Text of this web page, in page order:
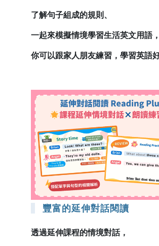
了解句子組成的規則、
一起來模擬情境學習生活英文用語，
你可以跟家人朋友練習，學習英語
豐富的延伸對話閱讀
透過延伸課程的情境對話，